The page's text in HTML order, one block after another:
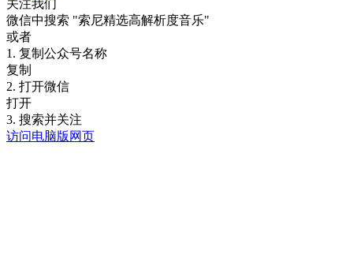
关注我们
微信中搜索 "索尼精选高解析度音乐"
或者
1. 复制公众号名称
复制
2. 打开微信
打开
3. 搜索并关注
访问电脑版网页